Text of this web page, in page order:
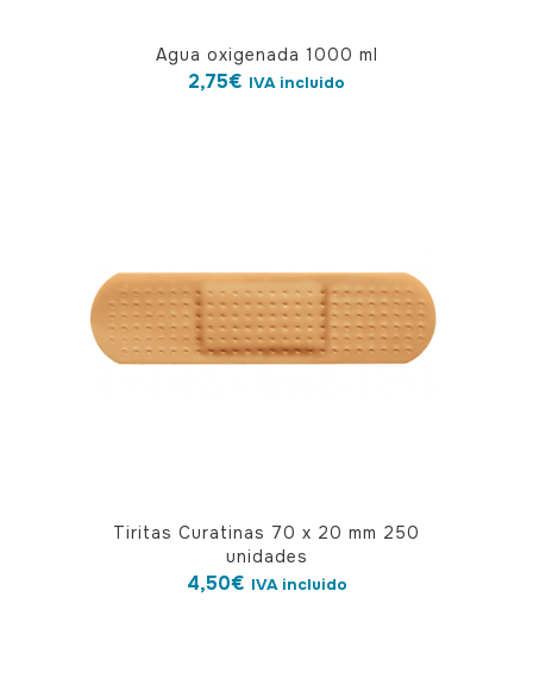
Agua oxigenada 1000 ml
2,75€ IVA incluido
Tiritas Curatinas 70 x 20 mm 250
unidades
4,50€ IVA incluido